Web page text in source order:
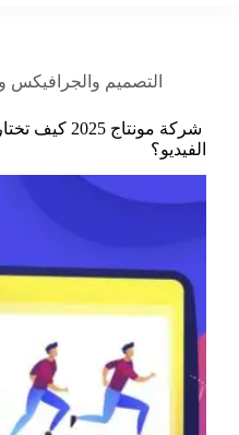
التصميم والجرافيكس
شركة مونتاج
الفيديو؟